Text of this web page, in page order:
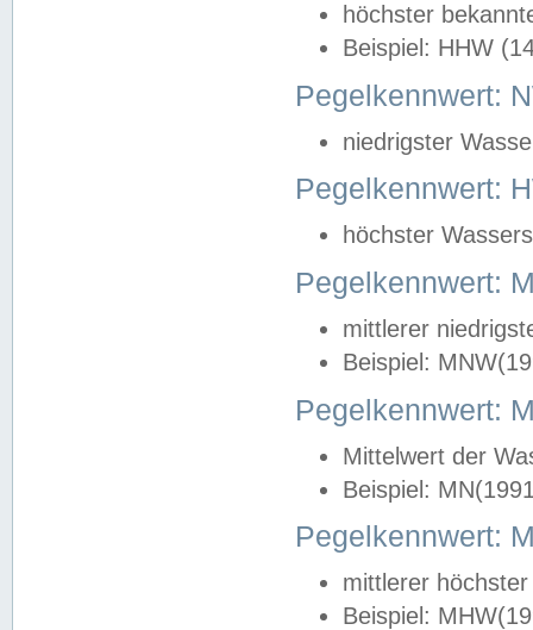
höchster
Beispiel: HHW
Pegelkennwert:
niedrigster
Pegelkennwert:
höchster
Pegelkennwert:
mittlerer
Beispiel:
Pegelkennwert:
Mittelwert der
Beispiel:
Pegelkennwert:
mittlerer
Beispiel: